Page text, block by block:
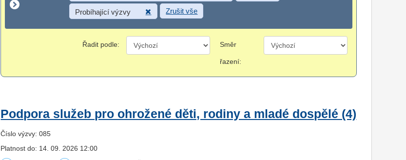
Probíhající výzvy Zrušit vše
Řadit podle: Směr
řazení:
Podpora služeb pro ohrožené děti, rodiny a mladé dospělé (4)
Číslo výzvy: 085
Platnost do: 14. 09. 2026 12:00